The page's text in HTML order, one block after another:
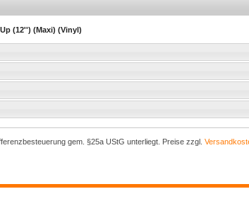
(12'') (Maxi) (Vinyl)
gem. §25a UStG unterliegt. Preise zzgl.